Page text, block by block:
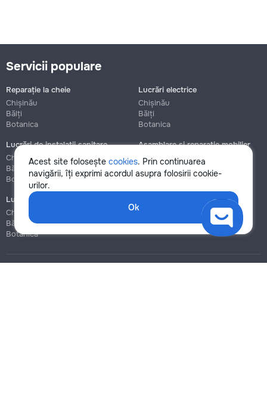
Acest site folosește cookies. Prin continuarea
navigării, îți exprimi acordul asupra folosirii cookie-
urilor.
Ok
Servicii populare
Reparație la cheie
Chișinău
Bălți
Botanica
Lucrări electrice
Chișinău
Bălți
Botanica
Lucrări de instalații sanitare
Chișinău
Bălți
Botanica
Asamblare și reparație mobilier
Chișinău
Botanica
Lucrări de construcție și instalare
Chișinău
Bălți
Botanica